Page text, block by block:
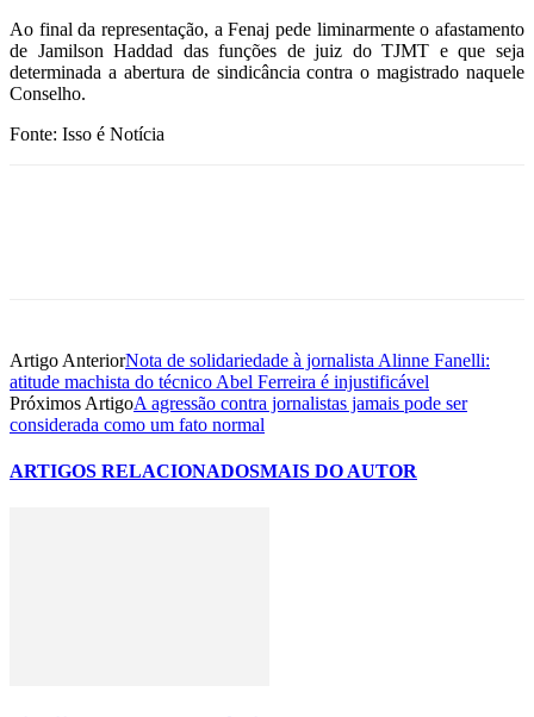
Ao final da representação, a Fenaj pede liminarmente o afastamento
de Jamilson Haddad das funções de juiz do TJMT e que seja
determinada a abertura de sindicância contra o magistrado naquele
Conselho.
Fonte: Isso é Notícia
Artigo AnteriorNota de solidariedade à jornalista Alinne Fanelli:
atitude machista do técnico Abel Ferreira é injustificável
Próximos ArtigoA agressão contra jornalistas jamais pode ser
considerada como um fato normal
ARTIGOS RELACIONADOSMAIS DO AUTOR